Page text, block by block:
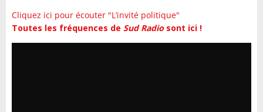
Cliquez ici pour écouter "L’invité politique"
Toutes les fréquences de Sud Radio sont ici !